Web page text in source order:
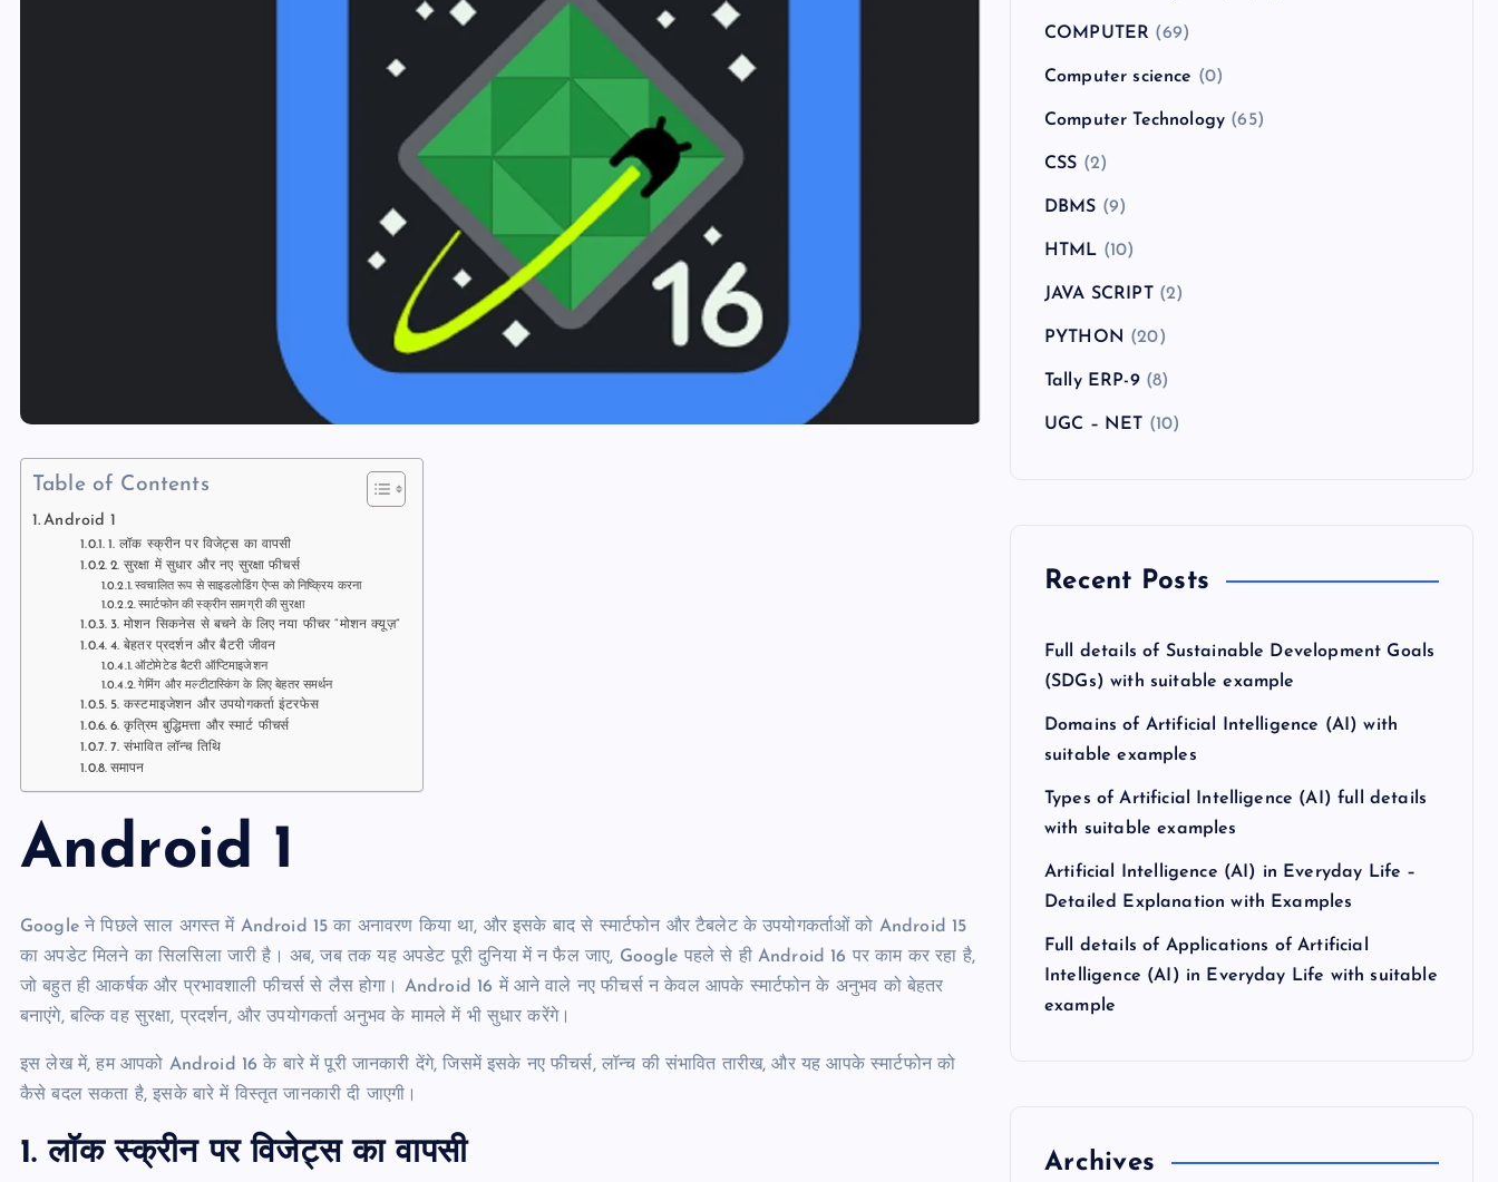
Table of Contents
Android 1
1. लॉक स्क्रीन पर विजेट्स का वापसी
2. सुरक्षा में सुधार और नए सुरक्षा फीचर्स
स्वचालित रूप से साइडलोडिंग ऐप्स को निष्क्रिय करना
स्मार्टफोन की स्क्रीन सामग्री की सुरक्षा
3. मोशन सिकनेस से बचने के लिए नया फीचर “मोशन क्यूज़”
4. बेहतर प्रदर्शन और बैटरी जीवन
ऑटोमेटेड बैटरी ऑप्टिमाइजेशन
गेमिंग और मल्टीटास्किंग के लिए बेहतर समर्थन
5. कस्टमाइजेशन और उपयोगकर्ता इंटरफेस
6. कृत्रिम बुद्धिमत्ता और स्मार्ट फीचर्स
7. संभावित लॉन्च तिथि
समापन
Android 1
Google ने पिछले साल अगस्त में Android 15 का अनावरण किया था, और इसके बाद से स्मार्टफोन और टैबलेट के उपयोगकर्ताओं को Android 15
का अपडेट मिलने का सिलसिला जारी है। अब, जब तक यह अपडेट पूरी दुनिया में न फैल जाए, Google पहले से ही Android 16 पर काम कर रहा है,
जो बहुत ही आकर्षक और प्रभावशाली फीचर्स से लैस होगा। Android 16 में आने वाले नए फीचर्स न केवल आपके स्मार्टफोन के अनुभव को बेहतर
बनाएंगे, बल्कि वह सुरक्षा, प्रदर्शन, और उपयोगकर्ता अनुभव के मामले में भी सुधार करेंगे।
इस लेख में, हम आपको Android 16 के बारे में पूरी जानकारी देंगे, जिसमें इसके नए फीचर्स, लॉन्च की संभावित तारीख, और यह आपके स्मार्टफोन को
कैसे बदल सकता है, इसके बारे में विस्तृत जानकारी दी जाएगी।
1.लॉक स्क्रीन पर विजेट्स का वापसी
COMPUTER (69)
Computer science (0)
Computer Technology (65)
CSS (2)
DBMS (9)
HTML (10)
JAVA SCRIPT (2)
PYTHON (20)
Tally ERP-9(8)
UGC – NET (10)
Recent Posts
Full details of Sustainable Development Goals
(SDGs) with suitable example
Domains of Artificial Intelligence (AI) with
suitable examples
Types of Artificial Intelligence (AI) full details
with suitable examples
Artificial Intelligence (AI) in Everyday Life –
Detailed Explanation with Examples
Full details of Applications of Artificial
Intelligence (AI) in Everyday Life with suitable
example
Archives